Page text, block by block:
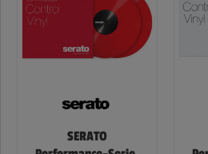
SERATO